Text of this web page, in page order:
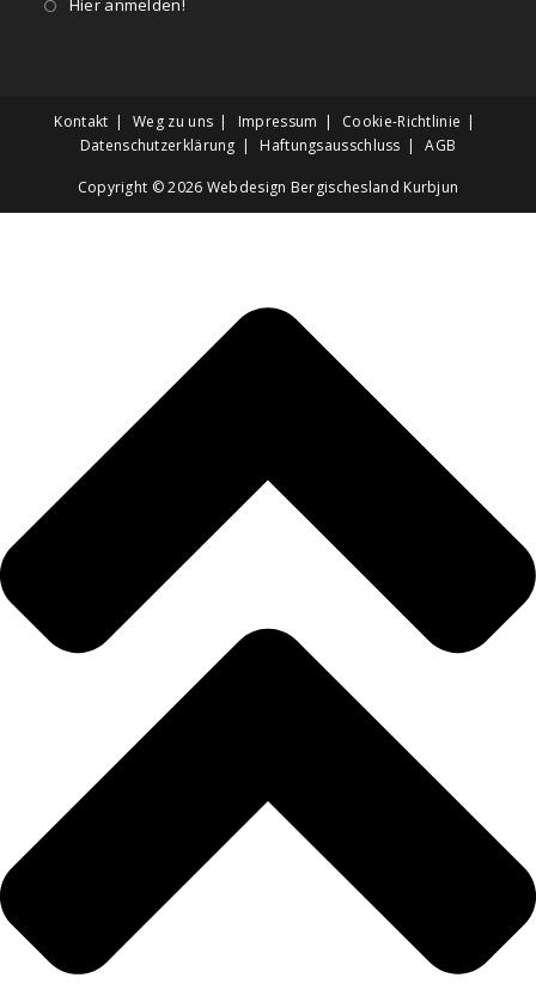
Hier anmelden!
Kontakt Weg zu uns Impressum
Cookie-Richtlinie
Datenschutzerklärung
Haftungsausschluss AGB
Copyright © 2026 Webdesign Bergischesland Kurbjun